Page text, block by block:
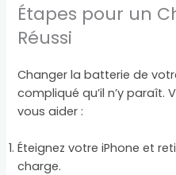
Étapes pour un
Réussi
Changer la batterie de
compliqué qu’il n’y paraît.
vous aider :
Éteignez votre iPhone et
charge.